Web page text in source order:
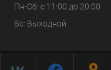
Пн-Сб: с 11:00 до 20:00
Вс: Выходной